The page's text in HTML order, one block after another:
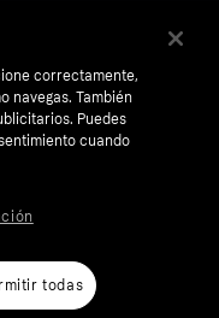
correctamente,
navegas. También
Puedes
cuando
todas